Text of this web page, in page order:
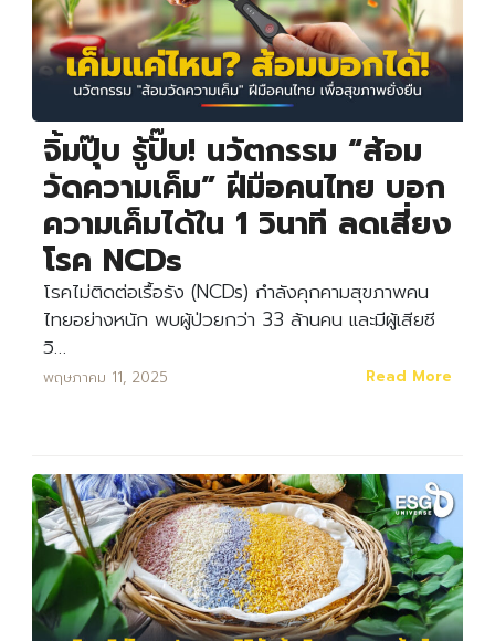
จิ้มปุ๊บ รู้ปั๊บ! นวัตกรรม “ส้อม
วัดความเค็ม” ฝีมือคนไทย บอก
ความเค็มได้ใน 1 วินาที ลดเสี่ยง
โรค NCDs
โรคไม่ติดต่อเรื้อรัง (NCDs) กำลังคุกคามสุขภาพคน
ไทยอย่างหนัก พบผู้ป่วยกว่า 33 ล้านคน และมีผู้เสียชี
วิ…
พฤษภาคม 11, 2025 Read More